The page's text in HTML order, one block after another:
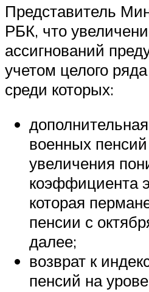
Представитель
РБК, что
ассигнований
учетом целого
среди которых:
военных
увеличения
коэффициента
которая
пенсии с
далее;
возврат к
пенсий на